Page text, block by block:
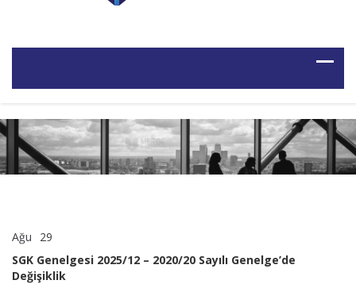
Ağu 29
2025/12
SGK Genelgesi 2025/12 – 2020/20 Sayılı Genelge’de
Değişiklik